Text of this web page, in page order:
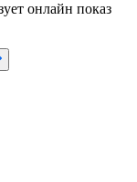
онлайн показ